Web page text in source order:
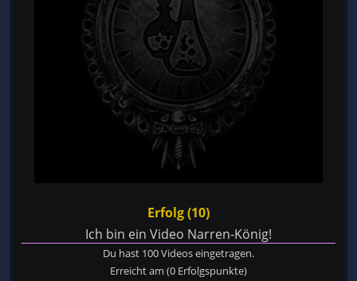
Erfolg (10)
Ich bin ein Video Narren-König!
Du hast 100 Videos eingetragen.
Erreicht am (0 Erfolgspunkte)